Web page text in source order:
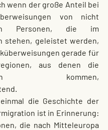
wenn der große Anteil bei
von nicht
Personen, die im
stehen, geleistet werden,
gerade für
aus denen die
kommen,
die Geschichte der
ist in Erinnerung:
die nach Mitteleuropa